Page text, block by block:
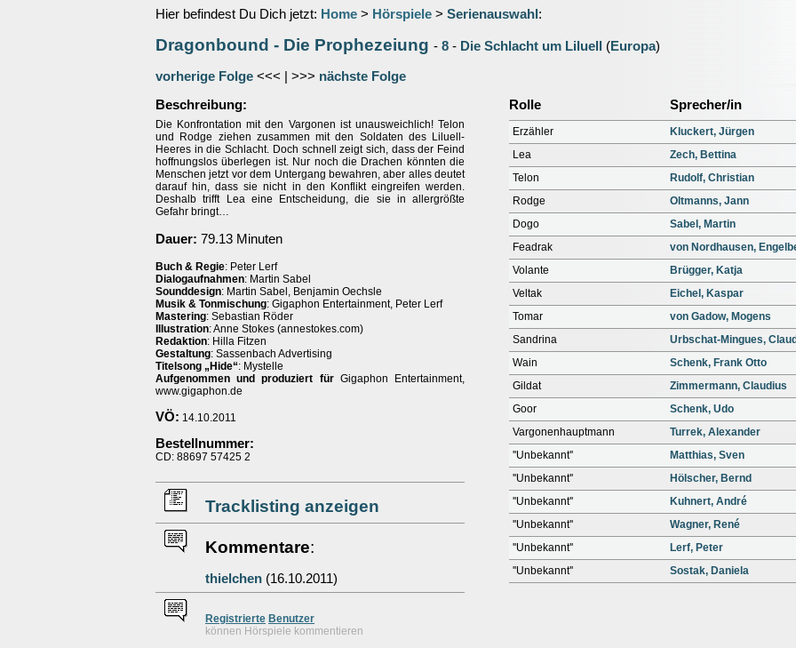
Hier befindest Du Dich jetzt: Home > Hörspiele > Serienauswahl :
Dragonbound - Die Prophezeiung - 8 - Die Schlacht um Liluell (Europa)
vorherige Folge <<< | >>> nächste Folge
Beschreibung:
Die Konfrontation mit den Vargonen ist unausweichlich! Telon
und Rodge ziehen zusammen mit den Soldaten des Liluell-
Heeres in die Schlacht. Doch schnell zeigt sich, dass der Feind
hoffnungslos überlegen ist. Nur noch die Drachen könnten die
Menschen jetzt vor dem Untergang bewahren, aber alles deutet
darauf hin, dass sie nicht in den Konflikt eingreifen werden.
Deshalb trifft Lea eine Entscheidung, die sie in allergrößte
Gefahr bringt…
Dauer: 79.13 Minuten
Buch & Regie: Peter Lerf
Dialogaufnahmen: Martin Sabel
Sounddesign: Martin Sabel, Benjamin Oechsle
Musik & Tonmischung: Gigaphon Entertainment, Peter Lerf
Mastering: Sebastian Röder
Illustration: Anne Stokes (annestokes.com)
Redaktion: Hilla Fitzen
Gestaltung: Sassenbach Advertising
Titelsong „Hide“: Mystelle
Aufgenommen und produziert fürGigaphon Entertainment,
www.gigaphon.de
VÖ: 14.10.2011
Bestellnummer:
CD: 88697 57425 2
Tracklisting anzeigen
Kommentare:
thielchen (16.10.2011)
Registrierte Benutzer
können Hörspiele kommentieren
Rolle Sprecher/in
Erzähler
Kluckert, Jürgen
Lea
Zech, Bettina
Telon
Rudolf, Christian
Rodge
Oltmanns, Jann
Dogo
Sabel, Martin
Feadrak
von Nordhausen,
Volante
Brügger, Katja
Veltak
Eichel, Kaspar
Tomar
von Gadow, Mogens
Sandrina
Urbschat-Mingues,
Wain
Schenk, Frank Otto
Gildat
Zimmermann, Claudius
Goor
Schenk, Udo
Vargonenhauptmann
Turrek, Alexander
''Unbekannt''
Matthias, Sven
''Unbekannt''
Hölscher, Bernd
''Unbekannt''
Kuhnert, André
''Unbekannt''
Wagner, René
''Unbekannt''
Lerf, Peter
''Unbekannt''
Sostak, Daniela